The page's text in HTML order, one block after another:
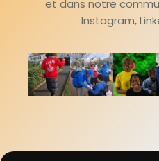
et dans notre
Instagram,